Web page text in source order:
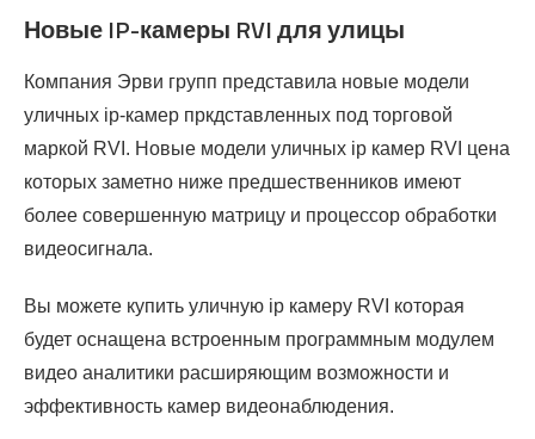
Новые IP-камеры RVI для улицы
Компания Эрви групп представила новые модели
уличных ip-камер пркдставленных под торговой
маркой RVI. Новые модели уличных ip камер RVI цена
которых заметно ниже предшественников имеют
более совершенную матрицу и процессор обработки
видеосигнала.
Вы можете купить уличную ip камеру RVI которая
будет оснащена встроенным программным модулем
видео аналитики расширяющим возможности и
эффективность камер видеонаблюдения.